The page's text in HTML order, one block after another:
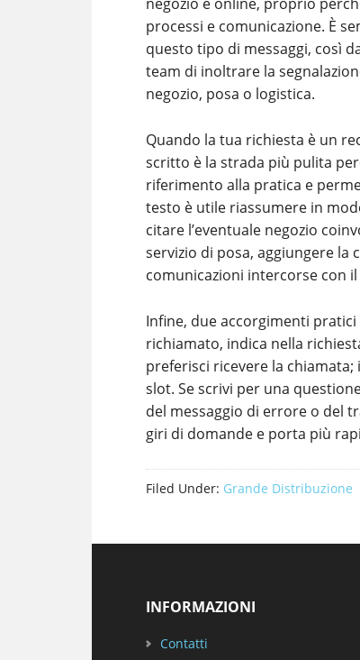
processi e comunicazione. È
questo tipo di messaggi, così
team di inoltrare la
negozio, posa o logistica.
Quando la tua richiesta è un
scritto è la strada più pulita
riferimento alla pratica e
testo è utile riassumere in
citare l’eventuale negozio
servizio di posa, aggiungere la
comunicazioni intercorse con
Infine, due accorgimenti
richiamato, indica nella
preferisci ricevere la
slot. Se scrivi per una
del messaggio di errore o del
giri di domande e porta più
Filed Under: Grande Distribuzione
INFORMAZIONI
Contatti